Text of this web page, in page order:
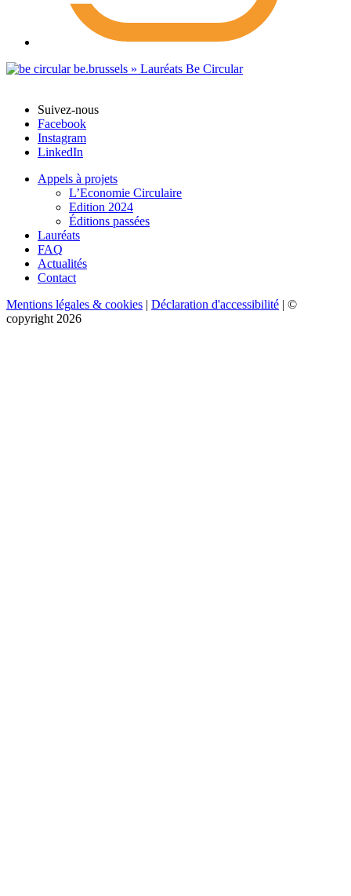
Suivez-nous
Facebook
Instagram
LinkedIn
Appels à projets
L’Economie Circulaire
Edition 2024
Éditions passées
Lauréats
FAQ
Actualités
Contact
Mentions légales & cookies | Déclaration d'accessibilité | ©
copyright 2026